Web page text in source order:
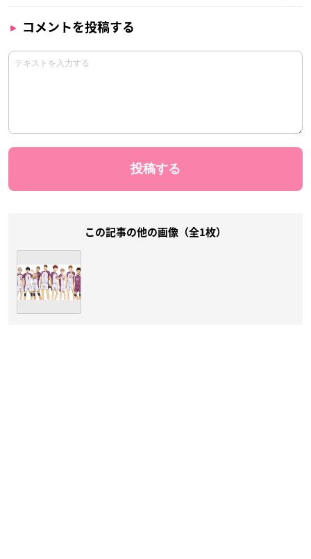
コメントを投稿する
この記事の他の画像（全1枚）